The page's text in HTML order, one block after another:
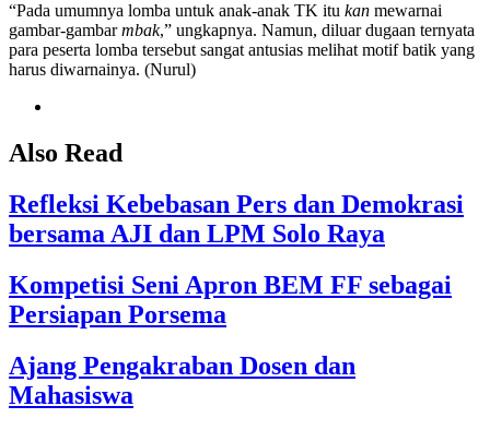
“Pada umumnya lomba untuk anak-anak TK itu kan mewarnai
gambar-gambarmbak,” ungkapnya. Namun, diluar dugaan ternyata
para peserta lomba tersebut sangat antusias melihat motif batik yang
harus diwarnainya. (Nurul)
Also Read
Refleksi Kebebasan Pers dan Demokrasi
bersama AJI dan LPM Solo Raya
Kompetisi Seni Apron BEM FF sebagai
Persiapan Porsema
Ajang Pengakraban Dosen dan
Mahasiswa